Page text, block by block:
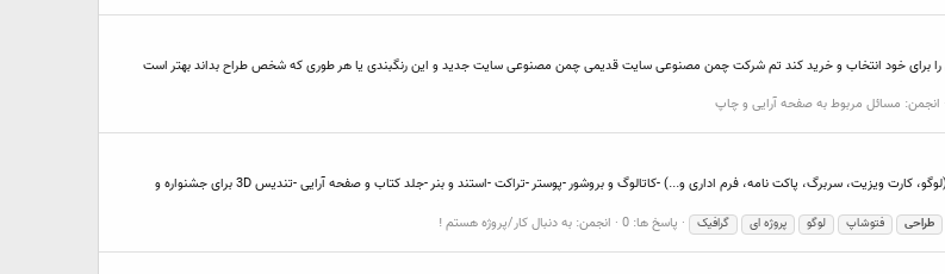
را برای خود انتخاب و خرید کند تم شرکت چمن مصنوعی سایت قدیمی چمن مصنوعی سایت جدید و این رنگبندی یا هر طوری که شخص طراح بداند بهتر است
انجمن: مسائل مربوط به صفحه آرایی و چاپ
انجام تمامی امورات گرافیکی... -لوگو (لوگوتایپ، هندسی و ترکیبی) -کارت ویزیت -ست اداری (لوگو، کارت ویزیت، سربرگ، پاکت نامه، فرم اداری و...) -کاتالوگ و بروشور -پوستر -تراکت -استند و بنر -جلد کتاب و صفحه آرایی -تندیس 3D برای جشنواره و
طراحی فتوشاپ لوگو پروژه ای گرافیک پاسخ ها: 0 انجمن: به دنبال کار/پروژه هستم !